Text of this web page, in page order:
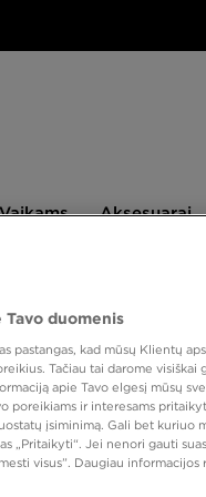
Aksesuarai
Tavo duomenis
pastangas, kad mūsų Klientų
Tačiau tai darome visiškai
apie Tavo elgesį mūsų
poreikiams ir interesams
įsiminimą. Gali bet kuriuo
„Pritaikyti“. Jei nenori gauti
visus”. Daugiau informacijos